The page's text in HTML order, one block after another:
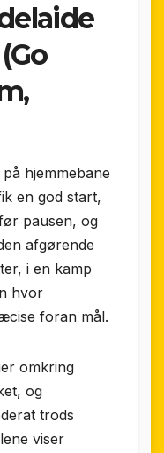
hjemmebane
en god start,
pausen, og
afgørende
i en kamp
hvor
foran mål.
omkring
og
trods
viser